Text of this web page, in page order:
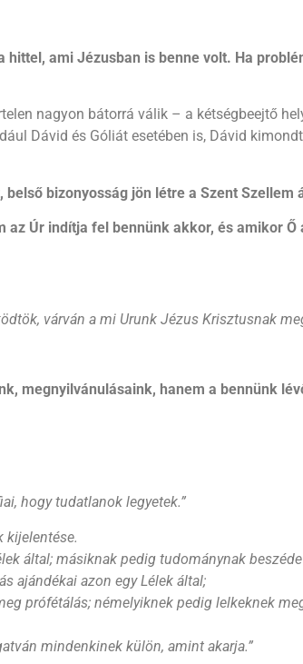
hittel, ami Jézusban is benne volt. Ha
nagyon bátorrá válik – a kétségbeejtő
Dávid és Góliát esetében is, Dávid
bizonyosság jön létre a Szent Szellem
Úr indítja fel bennünk akkor, és amikor Ő
várván a mi Urunk Jézus Krisztusnak
megnyilvánulásaink, hanem a bennünk
hogy tudatlanok legyetek.”
kijelentése.
által; másiknak pedig tudománynak
ajándékai azon egy Lélek által;
prófétálás; némelyiknek pedig lelkeknek
mindenkinek külön, amint akarja.”